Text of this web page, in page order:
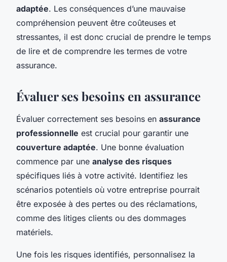
adaptée. Les conséquences d’une mauvaise
compréhension peuvent être coûteuses et
stressantes, il est donc crucial de prendre le temps
de lire et de comprendre les termes de votre
assurance.
Évaluer ses besoins en assurance
Évaluer correctement ses besoins en assurance
professionnelle est crucial pour garantir une
couverture adaptée. Une bonne évaluation
commence par une analyse des risques
spécifiques liés à votre activité. Identifiez les
scénarios potentiels où votre entreprise pourrait
être exposée à des pertes ou des réclamations,
comme des litiges clients ou des dommages
matériels.
Une fois les risques identifiés, personnalisez la